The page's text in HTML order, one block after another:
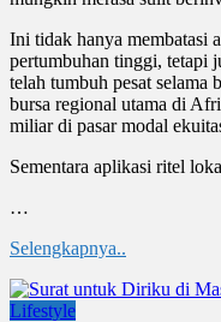
Ini tidak hanya membatasi
pertumbuhan tinggi, tetapi
telah tumbuh pesat selama
bursa regional utama di
miliar di pasar modal
Sementara aplikasi ritel
…
Selengkapnya..
Lifestyle